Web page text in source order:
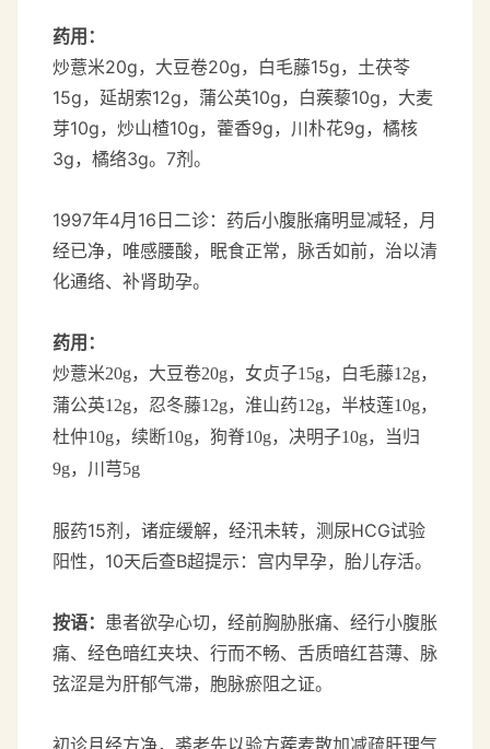
药用：
炒薏米20g，大豆卷20g，白毛藤15g，土茯苓
15g，延胡索12g，蒲公英10g，白蒺藜10g，大麦
芽10g，炒山楂10g，藿香9g，川朴花9g，橘核
3g，橘络3g。7剂。
1997年4月16日二诊：药后小腹胀痛明显减轻，月
经已净，唯感腰酸，眠食正常，脉舌如前，治以清
化通络、补肾助孕。
药用：
炒薏米20g， 大豆卷20g， 女贞子15g， 白毛藤12g，
蒲公英12g， 忍冬藤12g， 淮山药12g， 半枝莲10g，
杜仲10g， 续断10g， 狗脊10g， 决明子10g，
当归
9g， 川芎5g
服药15剂，诸症缓解，经汛未转，测尿HCG试验
阳性，10天后查B超提示：宫内早孕，胎儿存活。
按语： 患者欲孕心切，经前胸胁胀痛、经行小腹胀
痛、经色暗红夹块、行而不畅、舌质暗红苔薄、脉
弦涩是为肝郁气滞，胞脉瘀阻之证。